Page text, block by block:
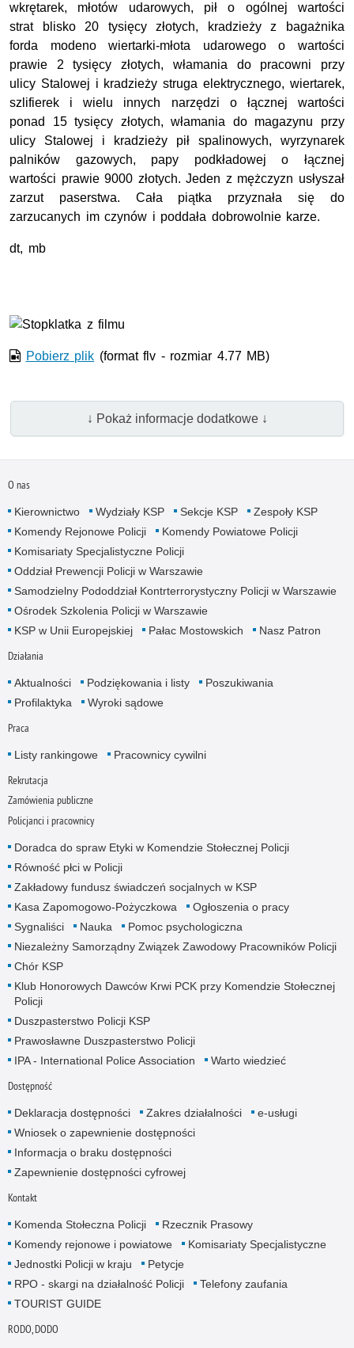
wkrętarek, młotów udarowych, pił o ogólnej wartości
strat blisko 20 tysięcy złotych, kradzieży z bagażnika
forda modeno wiertarki-młota udarowego o wartości
prawie 2 tysięcy złotych, włamania do pracowni przy
ulicy Stalowej i kradzieży struga elektrycznego, wiertarek,
szlifierek i wielu innych narzędzi o łącznej wartości
ponad 15 tysięcy złotych, włamania do magazynu przy
ulicy Stalowej i kradzieży pił spalinowych, wyrzynarek
palników gazowych, papy podkładowej o łącznej
wartości prawie 9000 złotych. Jeden z mężczyzn usłyszał
zarzut paserstwa. Cała piątka przyznała się do
zarzucanych im czynów i poddała dobrowolnie karze.
dt, mb
Film w formacie nieobsługiwanym przez odtwarzacz.
Pobierz plik (format flv - rozmiar 4.77 MB)
↓ Pokaż informacje dodatkowe ↓
O nas
Kierownictwo Wydziały KSP Sekcje KSP
Zespoły KSP
Komendy Rejonowe Policji
Komendy Powiatowe Policji
Komisariaty Specjalistyczne Policji
Oddział Prewencji Policji w Warszawie
Samodzielny Pododdział Kontrterrorystyczny Policji w Warszawie
Ośrodek Szkolenia Policji w Warszawie
KSP w Unii Europejskiej
Pałac Mostowskich Nasz Patron
Działania
Aktualności Podziękowania i listy
Poszukiwania
Profilaktyka
Wyroki sądowe
Praca
Listy rankingowe Pracownicy cywilni
Rekrutacja
Zamówienia publiczne
Policjanci i pracownicy
Doradca do spraw Etyki w Komendzie Stołecznej Policji
Równość płci w Policji
Zakładowy fundusz świadczeń socjalnych w KSP
Kasa Zapomogowo-Pożyczkowa
Ogłoszenia o pracy
Sygnaliści
Nauka
Pomoc psychologiczna
Niezależny Samorządny Związek Zawodowy Pracowników Policji
Chór KSP
Klub Honorowych Dawców Krwi PCK przy Komendzie Stołecznej
Policji
Duszpasterstwo Policji KSP
Prawosławne Duszpasterstwo Policji
IPA - International Police Association
Warto wiedzieć
Dostępność
Deklaracja dostępności Zakres działalności
e-usługi
Wniosek o zapewnienie dostępności
Informacja o braku dostępności
Zapewnienie dostępności cyfrowej
Kontakt
Komenda Stołeczna Policji
Rzecznik Prasowy
Komendy rejonowe i powiatowe
Komisariaty Specjalistyczne
Jednostki Policji w kraju
Petycje
RPO - skargi na działalność Policji
Telefony zaufania
TOURIST GUIDE
RODO, DODO